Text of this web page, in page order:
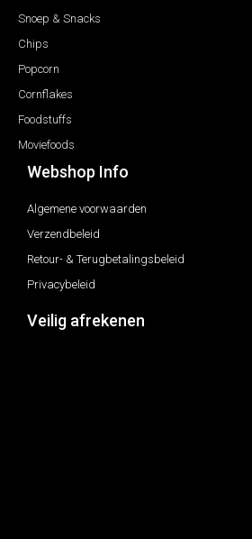
Snoep & Snacks
Chips
Popcorn
Cornflakes
Foodstuffs
Moviefoods
Webshop Info
Algemene voorwaarden
Verzendbeleid
Retour- & Terugbetalingsbeleid
Privacybeleid
Veilig afrekenen